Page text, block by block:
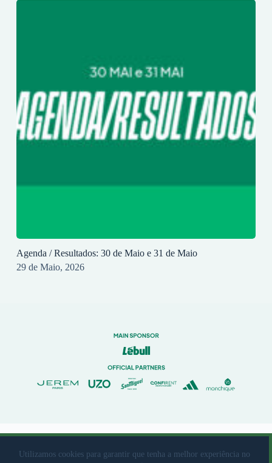
Utilizamos cookies para garantir que tenha a melhor experiência no
Agenda / Resultados: 30 de Maio e 31 de Maio
29 de Maio, 2026
© 2023 Rio Ave Futebol Clube Desenvolvido porbrandit